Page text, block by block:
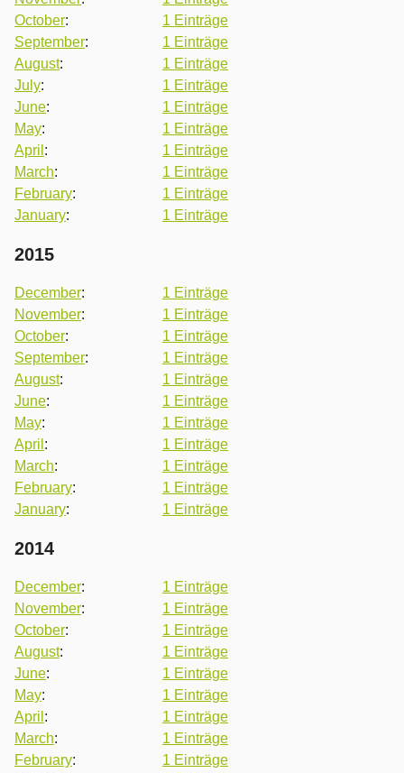
October:
1 Einträge
September:
1 Einträge
August:
1 Einträge
July:
1 Einträge
June:
1 Einträge
May:
1 Einträge
April :
1 Einträge
March:
1 Einträge
February:
1 Einträge
January: 1 Einträge
2015
December:
1 Einträge
November:
1 Einträge
October:
1 Einträge
September:
1 Einträge
August:
1 Einträge
June:
1 Einträge
May:
1 Einträge
April :
1 Einträge
March:
1 Einträge
February:
1 Einträge
January: 1 Einträge
2014
December:
1 Einträge
November:
1 Einträge
October:
1 Einträge
August:
1 Einträge
June:
1 Einträge
May:
1 Einträge
April :
1 Einträge
March:
1 Einträge
February:
1 Einträge